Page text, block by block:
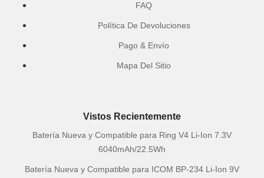
FAQ
Política De Devoluciones
Pago & Envío
Mapa Del Sitio
Vistos Recientemente
Batería Nueva y Compatible para Ring V4 Li-Ion 7.3V
6040mAh/22.5Wh
Batería Nueva y Compatible para ICOM BP-234 Li-Ion 9V